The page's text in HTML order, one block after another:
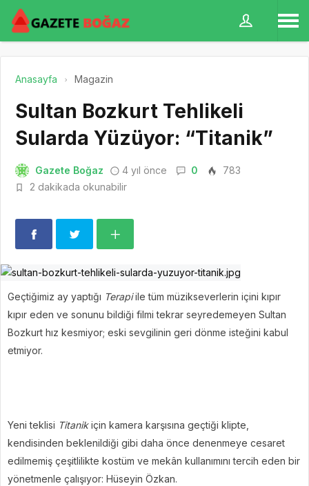
Anasayfa Magazin
Sultan Bozkurt Tehlikeli
Sularda Yüzüyor: “Titanik”
Gazete Boğaz 4 yıl önce 0
783
2 dakikada okunabilir
Geçtiğimiz ay yaptığı Terapiile tüm müzikseverlerin içini kıpır
kıpır eden ve sonunu bildiği filmi tekrar seyredemeyen Sultan
Bozkurt hız kesmiyor; eski sevgilinin geri dönme isteğini kabul
etmiyor.
Yeni teklisi Titanikiçin kamera karşısına geçtiği klipte,
kendisinden beklenildiği gibi daha önce denenmeye cesaret
edilmemiş çeşitlilikte kostüm ve mekân kullanımını tercih eden bir
yönetmenle çalışıyor: Hüseyin Özkan.